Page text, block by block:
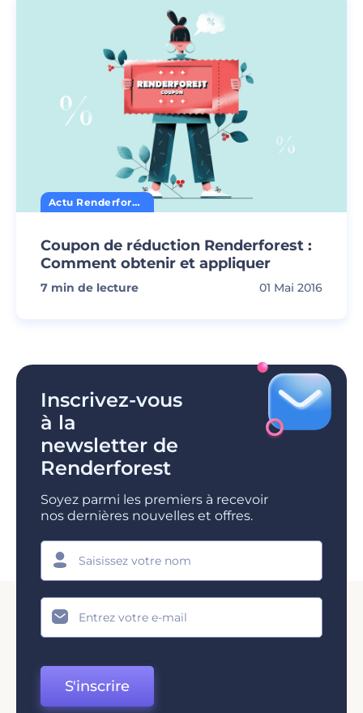
Actu Renderforest
Coupon de réduction Renderforest :
Comment obtenir et appliquer
7 min de lecture 01 Mai 2016
Inscrivez-vous
à la
newsletter de
Renderforest
Soyez parmi les premiers à recevoir
nos dernières nouvelles et offres.
S'inscrire